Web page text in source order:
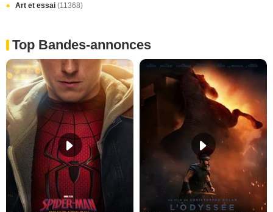
Art et essai (11368)
Top Bandes-annonces